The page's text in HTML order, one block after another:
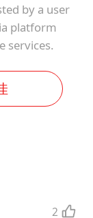
by a user
platform
services.
2